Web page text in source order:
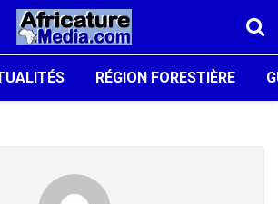
RÉGION FORESTIÈRE